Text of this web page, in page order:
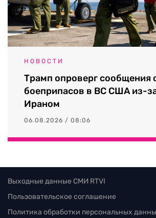
НОВОСТИ
Трамп опроверг сообщения
боеприпасов в ВС США из-
Ираном
06.08.2026 / 08:06
Выходные данные СМИ RTVI
Пользовательское соглашение
Политика обработки персональных